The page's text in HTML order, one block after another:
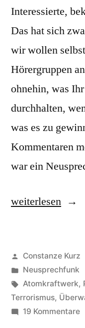
Interessierte,
Das hat sich
wir wollen
Hörergruppen
ohnehin, was
durchhalten,
was es zu
Kommentaren
war ein
„Die
weiterlesen
Veröffentlicht
von
Constanze Kurz
Veröffentlicht
in
Neusprechfunk
Schlagwörter:
Atomkraftwerk,
Terrorismus,
19 Kommentarezu